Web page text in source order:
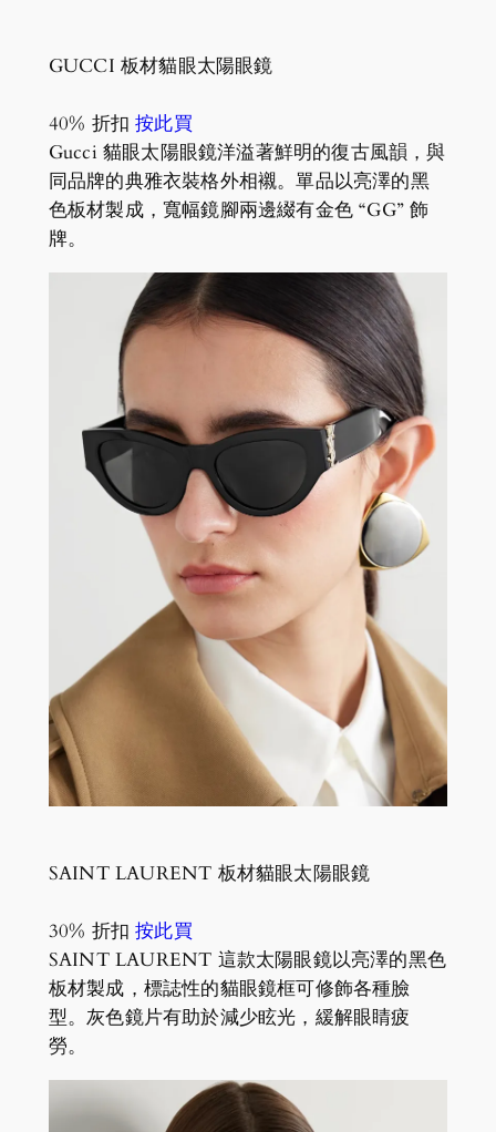
GUCCI 板材貓眼太陽眼鏡
40% 折扣按此買
Gucci 貓眼太陽眼鏡洋溢著鮮明的復古風韻，與
同品牌的典雅衣裝格外相襯。單品以亮澤的黑
色板材製成，寬幅鏡腳兩邊綴有金色 “GG” 飾
牌。
SAINT LAURENT 板材貓眼太陽眼鏡
30% 折扣按此買
SAINT LAURENT 這款太陽眼鏡以亮澤的黑色
板材製成，標誌性的貓眼鏡框可修飾各種臉
型。灰色鏡片有助於減少眩光，緩解眼睛疲
勞。